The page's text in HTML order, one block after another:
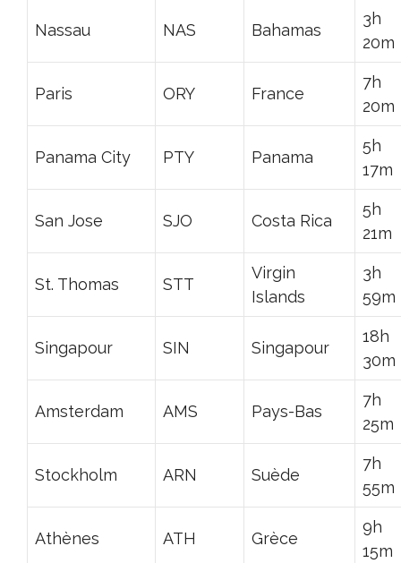
Nassau NAS Bahamas
3h
20m
Paris ORY France
7h
20m
Panama City PTY Panama
5h
17m
San Jose SJO Costa Rica
5h
21m
St. Thomas STT
Virgin
Islands
3h
59m
Singapour SIN Singapour
18h
30m
Amsterdam AMS Pays-Bas
7h
25m
Stockholm ARN Suède
7h
55m
Athènes ATH Grèce
9h
15m